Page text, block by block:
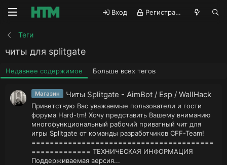
Вход Регистрация
Теги
читы для splitgate
Недавнее содержимое Больше всех тегов
Магазин Читы Splitgate - AimBot / Esp / WallHack
Приветствую Вас уважаемые пользователи и гости
форума Hard-tm! Хочу представить Вашему вниманию
многофункциональный рабочий приватный чит для
игры Splitgate от команды разработчиков CFF-Team!
========================================
============= ТЕХНИЧЕСКАЯ ИНФОРМАЦИЯ
Поддерживаемая версия...